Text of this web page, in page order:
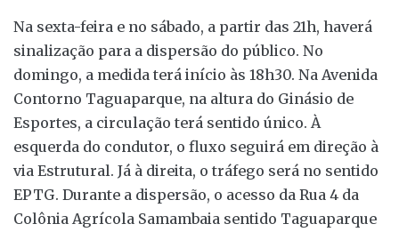
Na sexta-feira e no sábado, a partir das 21h, haverá
sinalização para a dispersão do público. No
domingo, a medida terá início às 18h30. Na Avenida
Contorno Taguaparque, na altura do Ginásio de
Esportes, a circulação terá sentido único. À
esquerda do condutor, o fluxo seguirá em direção à
via Estrutural. Já à direita, o tráfego será no sentido
EPTG. Durante a dispersão, o acesso da Rua 4 da
Colônia Agrícola Samambaia sentido Taguaparque